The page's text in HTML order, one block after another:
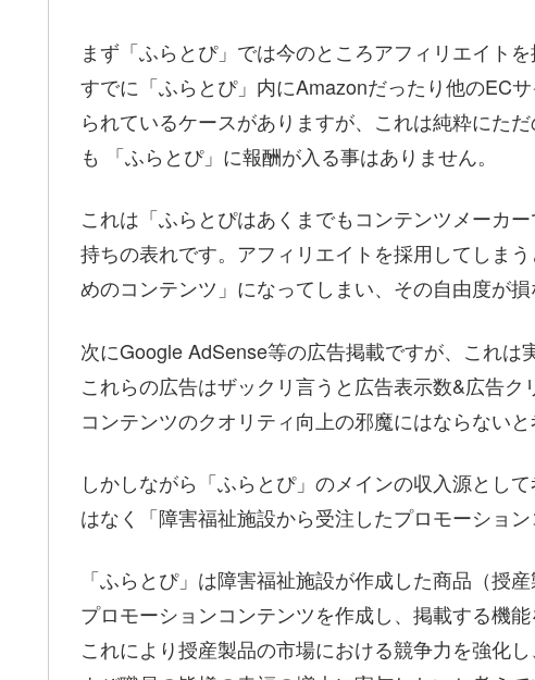
まず「ふらとぴ」では今のところアフィリエイト
すでに「ふらとぴ」内にAmazonだったり他のEC
られているケースがありますが、これは純粋にた
も 「ふらとぴ」に報酬が入る事はありません。
これは「ふらとぴはあくまでもコンテンツメーカ
持ちの表れです。アフィリエイトを採用してしま
めのコンテンツ」になってしまい、その自由度が
次にGoogle AdSense等の広告掲載ですが、これは
これらの広告はザックリ言うと広告表示数&広告ク
コンテンツのクオリティ向上の邪魔にはならないと
しかしながら「ふらとぴ」のメインの収入源とし
はなく「障害福祉施設から受注したプロモーショ
「ふらとぴ」は障害福祉施設が作成した商品（授
プロモーションコンテンツを作成し、掲載する機能
これにより授産製品の市場における競争力を強化